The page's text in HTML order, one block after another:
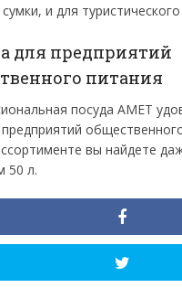
и для
для предприятий
питания
посуда АМЕТ
вы найдете
50 л.